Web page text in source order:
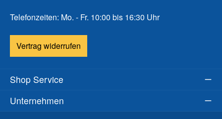
Telefonzeiten: Mo. - Fr. 10:00 bis 16:30 Uhr
Vertrag widerrufen
Shop Service
Unternehmen